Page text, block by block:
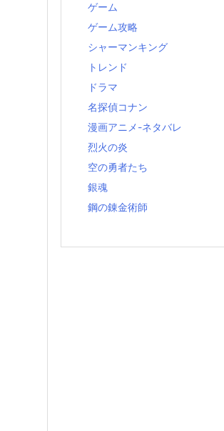
ゲーム
ゲーム攻略
シャーマンキング
トレンド
ドラマ
名探偵コナン
漫画アニメ-ネタバレ
烈火の炎
空の勇者たち
銀魂
鋼の錬金術師